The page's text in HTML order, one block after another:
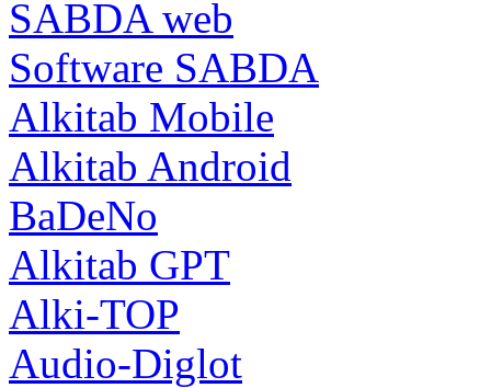
SABDA web
Software SABDA
Alkitab Mobile
Alkitab Android
BaDeNo
Alkitab GPT
Alki-TOP
Audio-Diglot